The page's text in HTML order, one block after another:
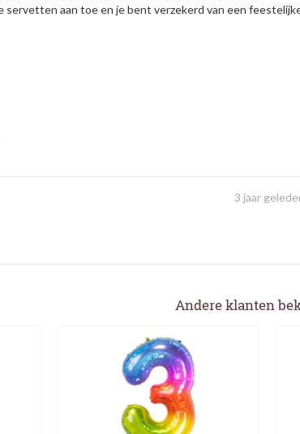
servetten aan toe en je bent verzekerd van een
3 jaar
Andere klanten